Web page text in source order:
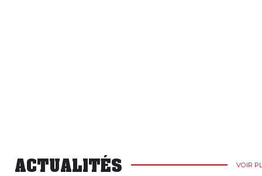
ACTUALITÉS VOIR